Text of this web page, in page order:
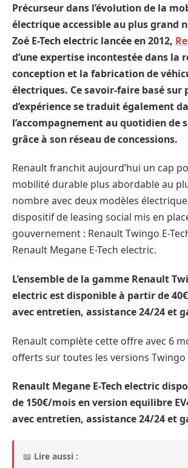
Précurseur dans l’évolution de la
électrique accessible au plus grand
Zoé E-Tech electric lancée en 2012,
d’une expertise incontestée dans la
conception et la fabrication de
électriques. Ce savoir-faire basé sur
d’expérience se traduit également
l’accompagnement au quotidien de
grâce à son réseau de concessions.
Renault franchit aujourd’hui un cap
mobilité durable plus abordable au
nombre avec deux modèles
dispositif de leasing social mis en
gouvernement : Renault Twingo E-
Renault Megane E-Tech electric.
L’ensemble de la gamme Renault
electric est disponible à partir de
avecentretien, assistance 24/24 et
Renault complète cette offre avec 6
offerts sur toutes les versions Twingo
Renault Megane E-Tech electric
de 150€/mois en version equilibre
avecentretien, assistance 24/24 et
📖 Lire aussi :